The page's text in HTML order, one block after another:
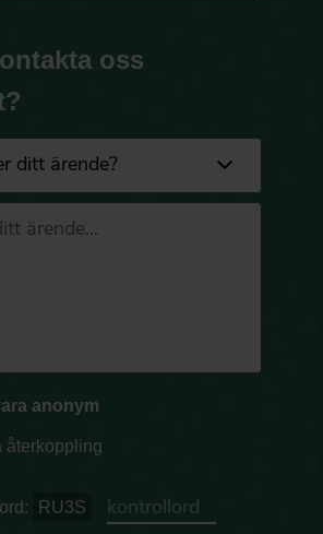
oss
anonym
återkoppling
RU3S